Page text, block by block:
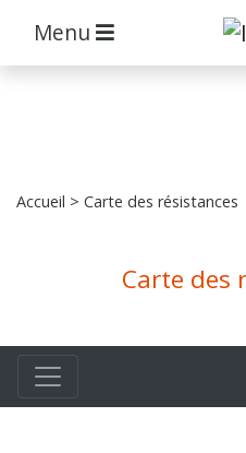
Menu
Accueil > Carte des résistances
Carte des